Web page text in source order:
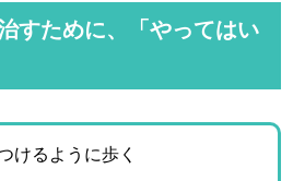
すために、「やってはい
けるように歩く